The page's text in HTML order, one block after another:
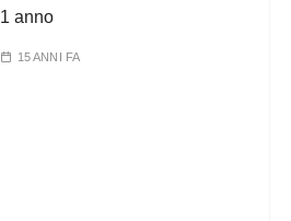
1 anno
15 ANNI FA